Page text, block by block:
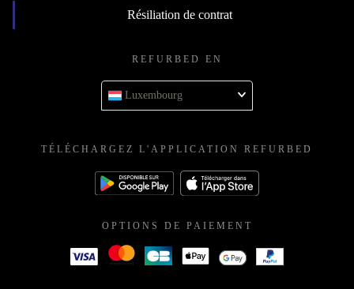
Résiliation de contrat
REFURBED EN
Luxembourg
TÉLÉCHARGEZ L'APPLICATION REFURBED
OPTIONS DE PAIEMENT